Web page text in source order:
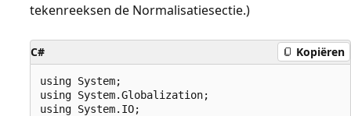
tekenreeksen de Normalisatiesectie.)
C# Kopiëren
using System;
using System.Globalization;
using System.IO;